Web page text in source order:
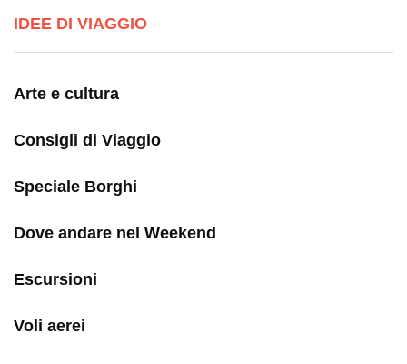
IDEE DI VIAGGIO
Arte e cultura
Consigli di Viaggio
Speciale Borghi
Dove andare nel Weekend
Escursioni
Voli aerei